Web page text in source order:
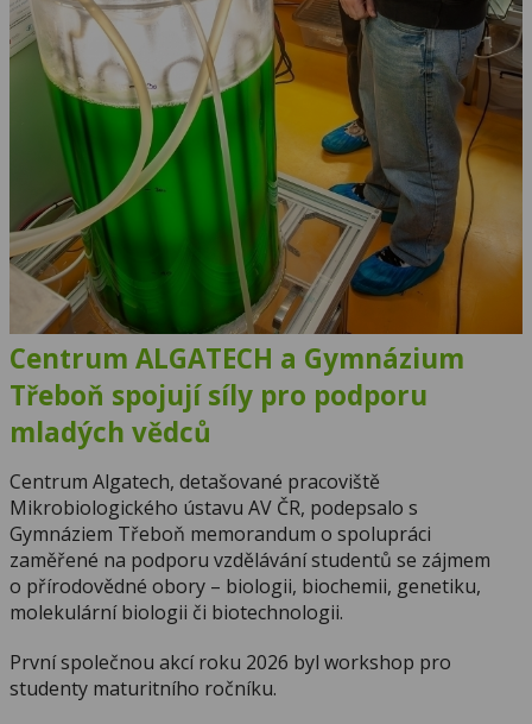
Centrum ALGATECH a Gymnázium
Třeboň spojují síly pro podporu
mladých vědců
Centrum Algatech, detašované pracoviště
Mikrobiologického ústavu AV ČR, podepsalo s
Gymnáziem Třeboň memorandum o spolupráci
zaměřené na podporu vzdělávání studentů se zájmem
o přírodovědné obory – biologii, biochemii, genetiku,
molekulární biologii či biotechnologii.
První společnou akcí roku 2026 byl workshop pro
studenty maturitního ročníku.